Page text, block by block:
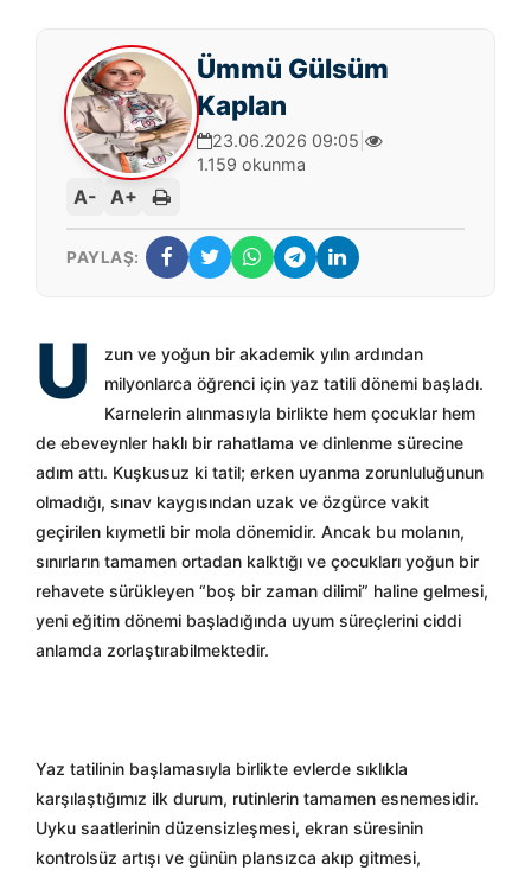
Ümmü Gülsüm
Kaplan
23.06.2026 09:05
1.159 okunma
A- A+
PAYLAŞ:
U
zun ve yoğun bir akademik yılın ardından
milyonlarca öğrenci için yaz tatili dönemi başladı.
Karnelerin alınmasıyla birlikte hem çocuklar hem
de ebeveynler haklı bir rahatlama ve dinlenme sürecine
adım attı. Kuşkusuz ki tatil; erken uyanma zorunluluğunun
olmadığı, sınav kaygısından uzak ve özgürce vakit
geçirilen kıymetli bir mola dönemidir. Ancak bu molanın,
sınırların tamamen ortadan kalktığı ve çocukları yoğun bir
rehavete sürükleyen “boş bir zaman dilimi” haline gelmesi,
yeni eğitim dönemi başladığında uyum süreçlerini ciddi
anlamda zorlaştırabilmektedir.
Yaz tatilinin başlamasıyla birlikte evlerde sıklıkla
karşılaştığımız ilk durum, rutinlerin tamamen esnemesidir.
Uyku saatlerinin düzensizleşmesi, ekran süresinin
kontrolsüz artışı ve günün plansızca akıp gitmesi,